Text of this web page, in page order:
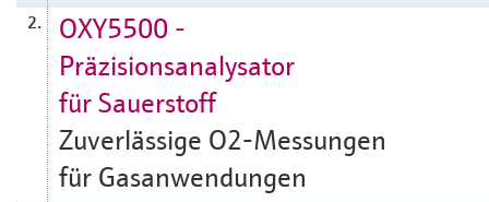
2.
OXY5500 ‒
Präzisionsanalysator
für Sauerstoff
Zuverlässige O2-Messungen
für Gasanwendungen